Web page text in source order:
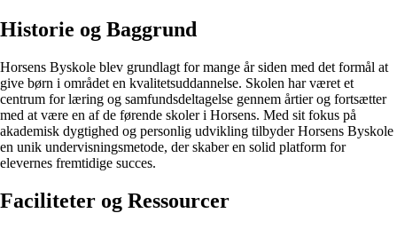
Historie og Baggrund
Horsens Byskole blev grundlagt for mange år siden med det formål at
give børn i området en kvalitetsuddannelse. Skolen har været et
centrum for læring og samfundsdeltagelse gennem årtier og fortsætter
med at være en af de førende skoler i Horsens. Med sit fokus på
akademisk dygtighed og personlig udvikling tilbyder Horsens Byskole
en unik undervisningsmetode, der skaber en solid platform for
elevernes fremtidige succes.
Faciliteter og Ressourcer